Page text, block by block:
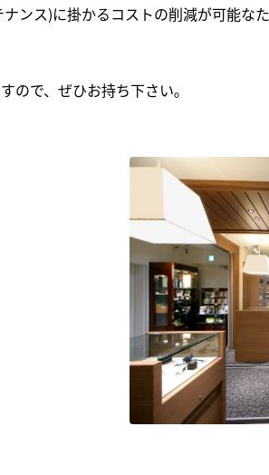
ンス)に掛かるコストの削減が可能な
ので、ぜひお持ち下さい｡